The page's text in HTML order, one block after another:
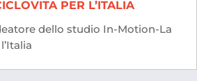
PER L’ITALIA
dello studio In-Motion-La